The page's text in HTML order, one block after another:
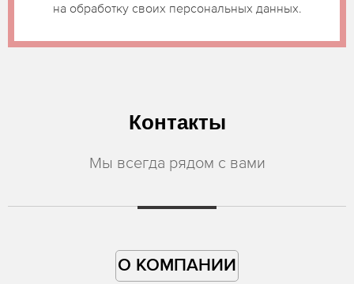
на обработку своих персональных данных.
Контакты
Мы всегда рядом с вами
О КОМПАНИИ